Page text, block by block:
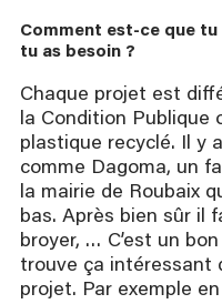
Comment est-ce que
tu as besoin ?
Chaque projet est
la Condition Publique
plastique recyclé. Il y
comme Dagoma, un
la mairie de Roubaix
bas. Après bien sûr il
broyer, … C’est un
trouve ça intéressant
projet. Par exemple